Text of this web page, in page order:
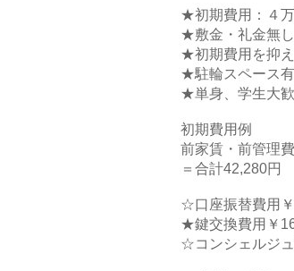
★初期費用：４万
★敷金・礼金無
★初期費用を抑
★駐輪スペース有
★単身、学生大
初期費用例
前家賃・前管理
＝合計42,280円
☆口座振替費用￥
★鍵交換費用￥
☆コンシェルジ